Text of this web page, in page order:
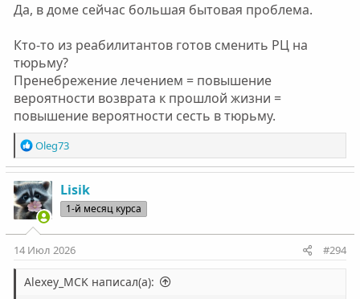
Да, в доме сейчас большая бытовая проблема.
Кто-то из реабилитантов готов сменить РЦ на
тюрьму?
Пренебрежение лечением = повышение
вероятности возврата к прошлой жизни =
повышение вероятности сесть в тюрьму.
Р
е
а
к
ц
и
и
:
Oleg73
Lisik
1-й месяц курса
14 Июл 2026 #294
Alexey_MCK написал(а):